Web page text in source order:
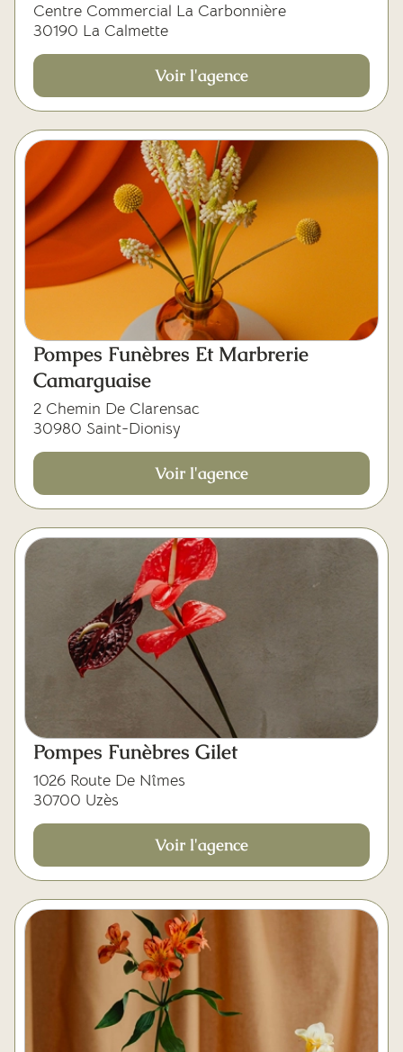
Centre Commercial La Carbonnière
30190 La Calmette
Voir l'agence
Pompes Funèbres Et Marbrerie
Camarguaise
2 Chemin De Clarensac
30980 Saint-Dionisy
Voir l'agence
Pompes Funèbres Gilet
1026 Route De Nîmes
30700 Uzès
Voir l'agence